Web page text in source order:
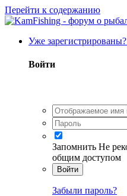
Перейти к содержанию
Уже
Войти
Запомнить Не
общим доступом
Войти
Забыли пароль?